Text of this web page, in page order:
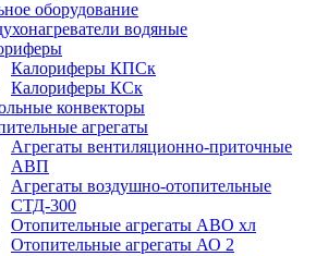
оборудование
водяные
Калориферы КПСк
Калориферы КСк
конвекторы
агрегаты
Агрегаты вентиляционно-приточные
АВП
Агрегаты воздушно-отопительные
СТД-300
Отопительные агрегаты АВО хл
Отопительные агрегаты АО 2